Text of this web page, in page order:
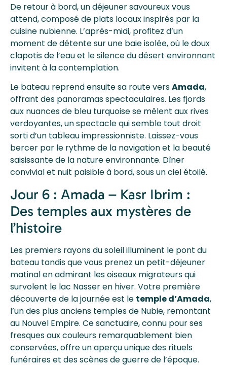
De retour à bord, un déjeuner savoureux vous
attend, composé de plats locaux inspirés par la
cuisine nubienne. L’après-midi, profitez d’un
moment de détente sur une baie isolée, où le doux
clapotis de l’eau et le silence du désert environnant
invitent à la contemplation.
Le bateau reprend ensuite sa route versAmada,
offrant des panoramas spectaculaires. Les fjords
aux nuances de bleu turquoise se mêlent aux rives
verdoyantes, un spectacle qui semble tout droit
sorti d’un tableau impressionniste. Laissez-vous
bercer par le rythme de la navigation et la beauté
saisissante de la nature environnante. Dîner
convivial et nuit paisible à bord, sous un ciel étoilé.
Jour 6 : Amada – Kasr Ibrim :
Des temples aux mystères de
l’histoire
Les premiers rayons du soleil illuminent le pont du
bateau tandis que vous prenez un petit-déjeuner
matinal en admirant les oiseaux migrateurs qui
survolent le lac Nasser en hiver. Votre première
découverte de la journée est le temple d’Amada,
l’un des plus anciens temples de Nubie, remontant
au Nouvel Empire. Ce sanctuaire, connu pour ses
fresques aux couleurs remarquablement bien
conservées, offre un aperçu unique des rituels
funéraires et des scènes de guerre de l’époque.